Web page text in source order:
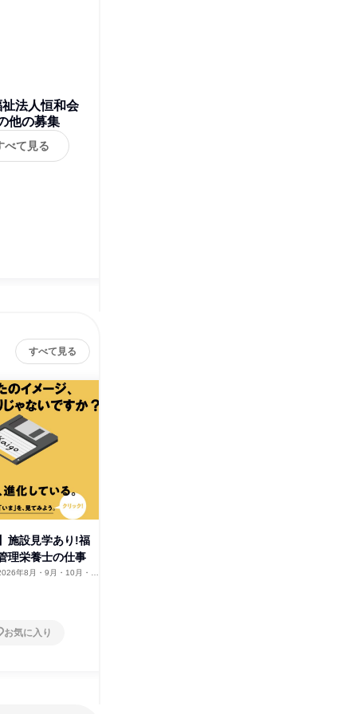
法人恒和会
他の募集
べて見る
すべて見る
施設見学あり!福
理栄養士の仕事
年8月・9月・10月・11
お気に入り